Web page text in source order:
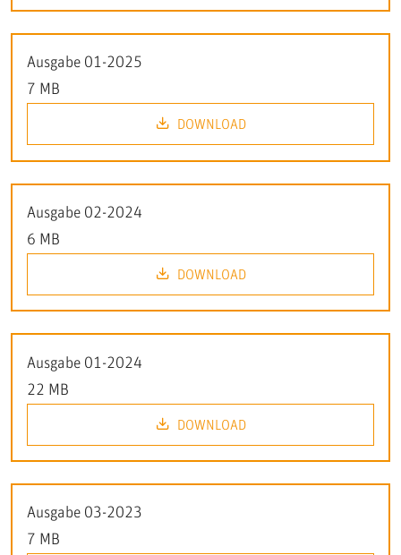
Ausgabe 01-2025
7 MB
DOWNLOAD
Ausgabe 02-2024
6 MB
DOWNLOAD
Ausgabe 01-2024
22 MB
DOWNLOAD
Ausgabe 03-2023
7 MB